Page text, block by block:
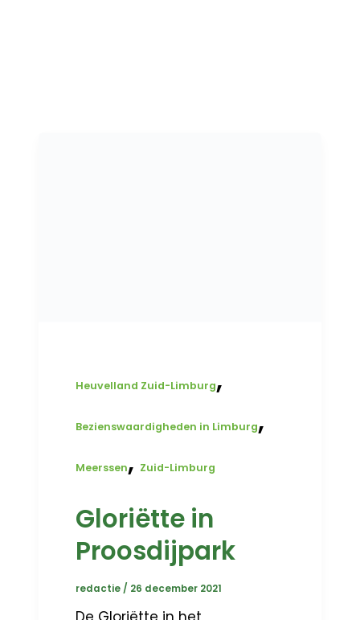
Heuvelland Zuid-Limburg,
Bezienswaardigheden in Limburg,
Meerssen, Zuid-Limburg
Gloriëtte in
Proosdijpark
redactie / 26 december 2021